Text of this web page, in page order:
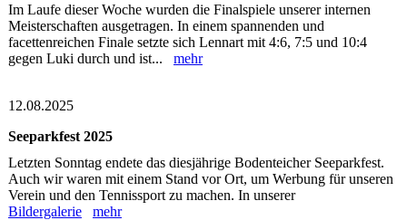
Im Laufe dieser Woche wurden die Finalspiele unserer internen
Meisterschaften ausgetragen. In einem spannenden und
facettenreichen Finale setzte sich Lennart mit 4:6, 7:5 und 10:4
gegen Luki durch und ist... mehr
12.08.2025
Seeparkfest 2025
Letzten Sonntag endete das diesjährige Bodenteicher Seeparkfest.
Auch wir waren mit einem Stand vor Ort, um Werbung für unseren
Verein und den Tennissport zu machen. In unserer
Bildergalerie
mehr